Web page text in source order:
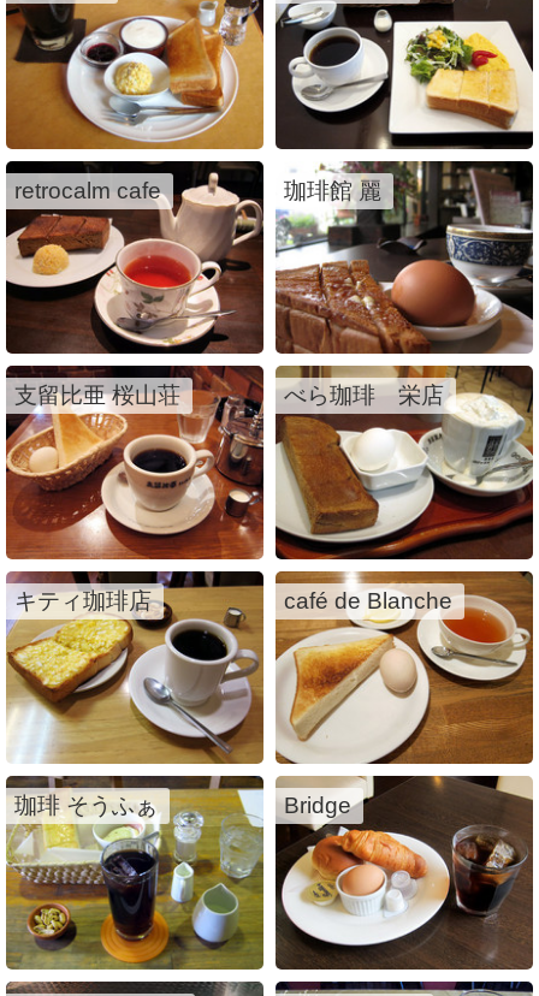
retrocalm cafe 珈琲館 麗
支留比亜 桜山荘 べら珈琲 栄店
キティ珈琲店 café de Blanche
珈琲 そうふぁ Bridge